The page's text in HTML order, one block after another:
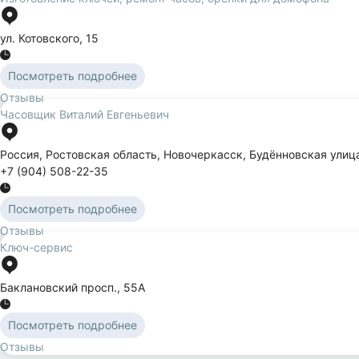
ул. Котовского, 15
Посмотреть подробнее
Отзывы
Часовщик Виталий Евгеньевич
Россия, Ростовская область, Новочеркасск, Будённовская
+7 (904) 508-22-35
Посмотреть подробнее
Отзывы
Ключ-сервис
Баклановский просп., 55А
Посмотреть подробнее
Отзывы